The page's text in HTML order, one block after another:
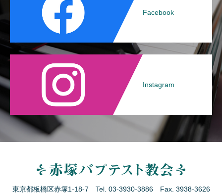
Facebook
Instagram
東京都板橋区赤塚1-18-7 Tel. 03-3930-3886 Fax. 3938-3626